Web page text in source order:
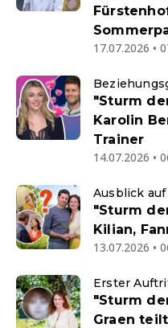
17.07.2026 •
"Sturm
Karolin
Trainer
14.07.2026 •
Ausblick
"Sturm
Kilian,
13.07.2026 •
Erster
"Sturm
Graen